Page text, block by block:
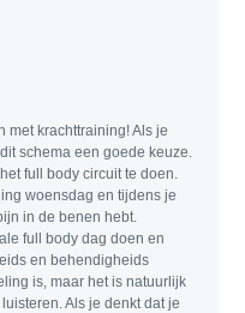
met krachttraining! Als je
schema een goede keuze.
full body circuit te doen.
woensdag en tijdens je
in de benen hebt.
full body dag doen en
en behendigheids
is, maar het is natuurlijk
Als je denkt dat je